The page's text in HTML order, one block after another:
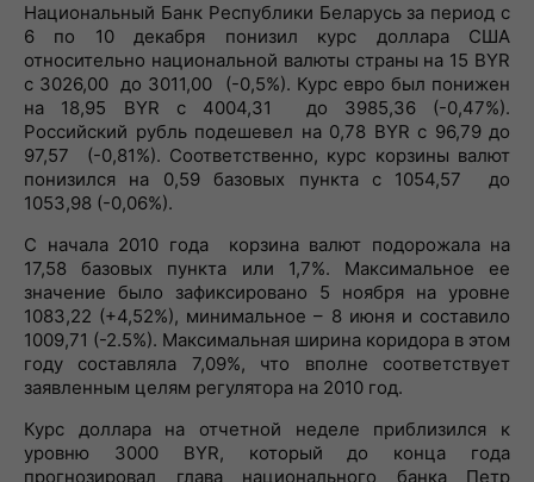
Национальный Банк Республики Беларусь за период с
6 по 10 декабря понизил курс доллара США
относительно национальной валюты страны на 15 BYR
с 3026,00 до 3011,00 (-0,5%). Курс евро был понижен
на 18,95 BYR с 4004,31 до 3985,36 (-0,47%).
Российский рубль подешевел на 0,78 BYR с 96,79 до
97,57 (-0,81%). Соответственно, курс корзины валют
понизился на 0,59 базовых пункта с 1054,57 до
1053,98 (-0,06%).
С начала 2010 года корзина валют подорожала на
17,58 базовых пункта или 1,7%. Максимальное ее
значение было зафиксировано 5 ноября на уровне
1083,22 (+4,52%), минимальное – 8 июня и составило
1009,71 (-2.5%). Максимальная ширина коридора в этом
году составляла 7,09%, что вполне соответствует
заявленным целям регулятора на 2010 год.
Курс доллара на отчетной неделе приблизился к
уровню 3000 BYR, который до конца года
прогнозировал глава национального банка Петр